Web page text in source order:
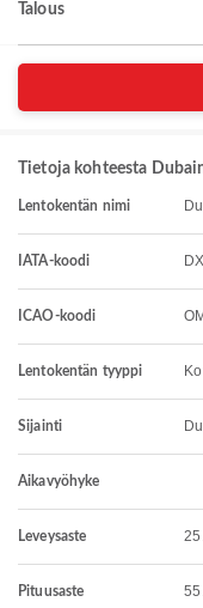
Talous
Tietoja kohteesta
Lentokentän nimi
IATA-koodi
ICAO-koodi
Lentokentän tyyppi
Sijainti
Aikavyöhyke
Leveysaste
Pituusaste